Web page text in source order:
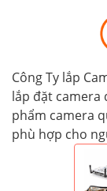
Công Ty lắp
lắp đặt camera
phẩm camera
phù hợp cho